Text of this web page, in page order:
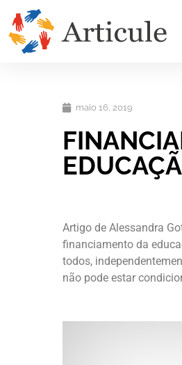
maio 16, 2019
Artigo de Alessandra
financiamento da
todos,
não pode estar